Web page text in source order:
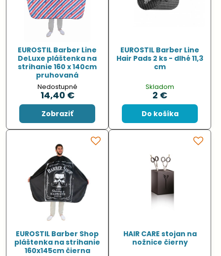
EUROSTIL Barber Line
DeLuxe pláštenka na
strihanie 160 x 140cm
pruhovaná
Nedostupné
14,40 €
Zobraziť
EUROSTIL Barber Line
Hair Pads 2 ks - dlhé 11,3
cm
Skladom
2 €
Do košíka
EUROSTIL Barber Shop
pláštenka na strihanie
160x145cm čierna
HAIR CARE stojan na
nožnice čierny